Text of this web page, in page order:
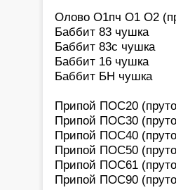
Олово О1пч О1 О2
Баббит 83 чушка
Баббит 83с чушка
Баббит 16 чушка
Баббит БН чушка
Припой ПОС20
Припой ПОС30
Припой ПОС40
Припой ПОС50
Припой ПОС61
Припой ПОС90